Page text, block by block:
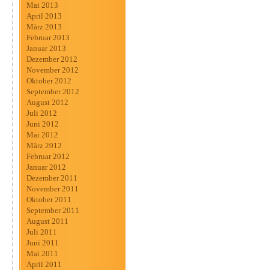
Mai 2013
April 2013
März 2013
Februar 2013
Januar 2013
Dezember 2012
November 2012
Oktober 2012
September 2012
August 2012
Juli 2012
Juni 2012
Mai 2012
März 2012
Februar 2012
Januar 2012
Dezember 2011
November 2011
Oktober 2011
September 2011
August 2011
Juli 2011
Juni 2011
Mai 2011
April 2011